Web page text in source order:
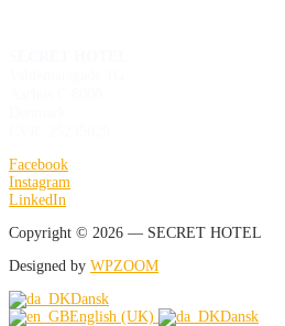
Facebook
Instagram
LinkedIn
Copyright © 2026 — SECRET HOTEL
Designed by WPZOOM
Dansk
English (UK)
Dansk